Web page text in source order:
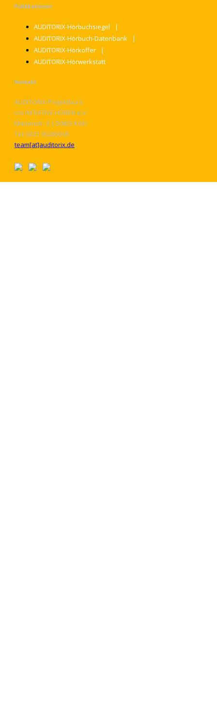
Publikationen
AUDITORIX-Hörbuchsiegel
AUDITORIX-Hörbuch-Datenbank
AUDITORIX-Hörkoffer
AUDITORIX-Hörwerkstatt
Kontakt
AUDITORIX-Projektbüro
c/o INITIATIVE HÖREN e.V.
Marienstr. 3 | 50825 Köln
Tel: 0221 95265018
team[at]auditorix.de